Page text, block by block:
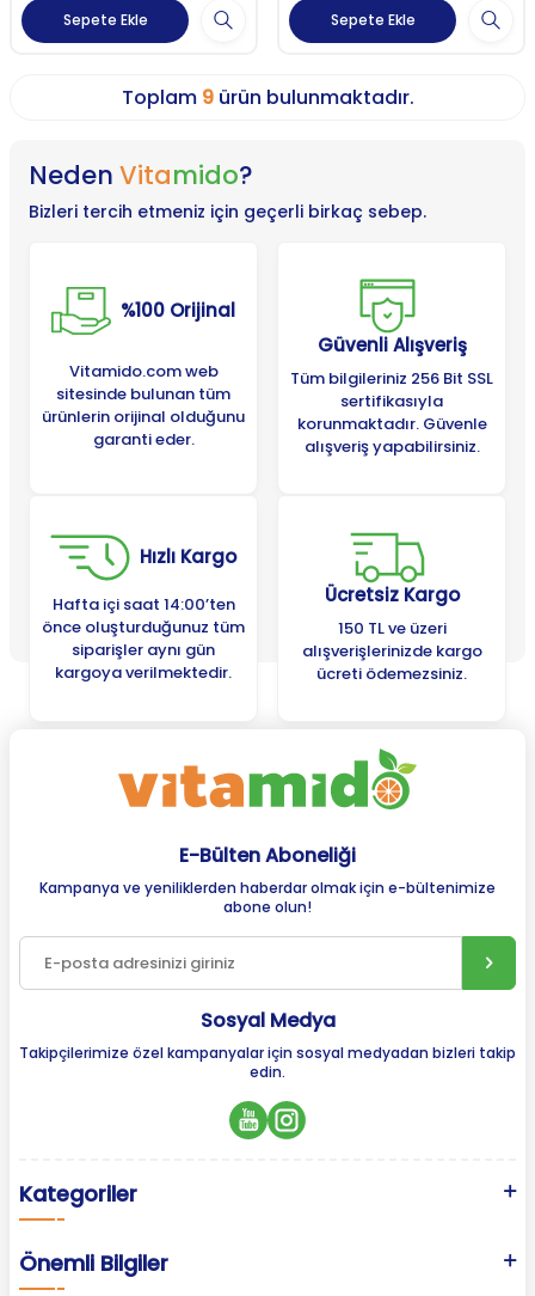
Sepete Ekle Sepete Ekle
Toplam 9ürün bulunmaktadır.
Neden Vitamido?
Bizleri tercih etmeniz için geçerli birkaç sebep.
%100 Orijinal
Vitamido.com web
sitesinde bulunan tüm
ürünlerin orijinal olduğunu
garanti eder.
Güvenli Alışveriş
Tüm bilgileriniz 256 Bit SSL
sertifikasıyla
korunmaktadır. Güvenle
alışveriş yapabilirsiniz.
Hızlı Kargo
Hafta içi saat 14:00’ten
önce oluşturduğunuz tüm
siparişler aynı gün
kargoya verilmektedir.
Ücretsiz Kargo
150 TL ve üzeri
alışverişlerinizde kargo
ücreti ödemezsiniz.
E-Bülten Aboneliği
Kampanya ve yeniliklerden haberdar olmak için e-bültenimize
abone olun!
Sosyal Medya
Takipçilerimize özel kampanyalar için sosyal medyadan bizleri takip
edin.
Kategoriler
Önemli Bilgiler